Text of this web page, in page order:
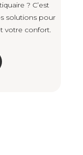
? C’est
solutions pour
votre confort.